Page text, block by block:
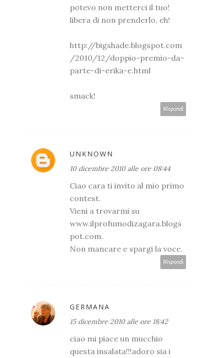
potevo non metterci il tuo!
libera di non prenderlo, eh!
http://bigshade.blogspot.com
/2010/12/doppio-premio-da-
parte-di-erika-e.html
smack!
Rispondi
UNKNOWN
10 dicembre 2010 alle ore 08:44
Ciao cara ti invito al mio primo
contest.
Vieni a trovarmi su
www.ilprofumodizagara.blogs
pot.com.
Non mancare e spargi la voce.
Rispondi
GERMANA
15 dicembre 2010 alle ore 18:42
ciao mi piace un mucchio
questa insalata!!!adoro sia i